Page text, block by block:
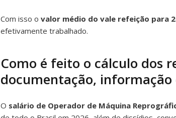
Com isso o valor médio do vale refeição para
efetivamente trabalhado.
Como é feito o cálculo dos
documentação, informação
O salário de Operador de Máquina